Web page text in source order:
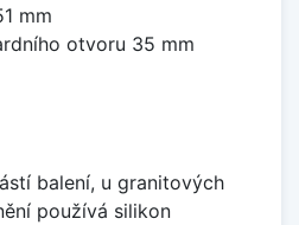
mm
otvoru 35 mm
balení, u granitových
používá silikon